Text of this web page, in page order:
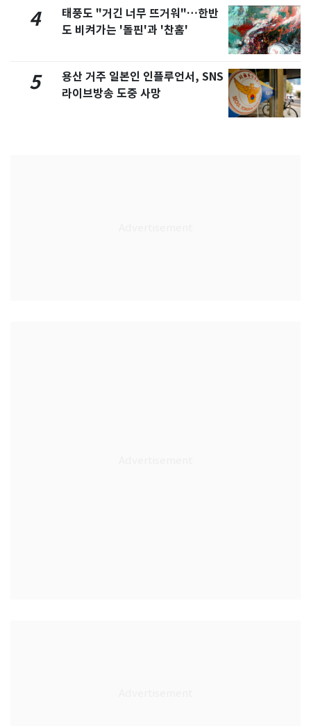
4
태풍도 "거긴 너무 뜨거워"…한반
도 비켜가는 '돌핀'과 '찬홈'
5
용산 거주 일본인 인플루언서, SNS
라이브방송 도중 사망